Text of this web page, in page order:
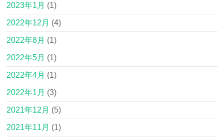
2023年1月 (1)
2022年12月 (4)
2022年8月 (1)
2022年5月 (1)
2022年4月 (1)
2022年1月 (3)
2021年12月 (5)
2021年11月 (1)